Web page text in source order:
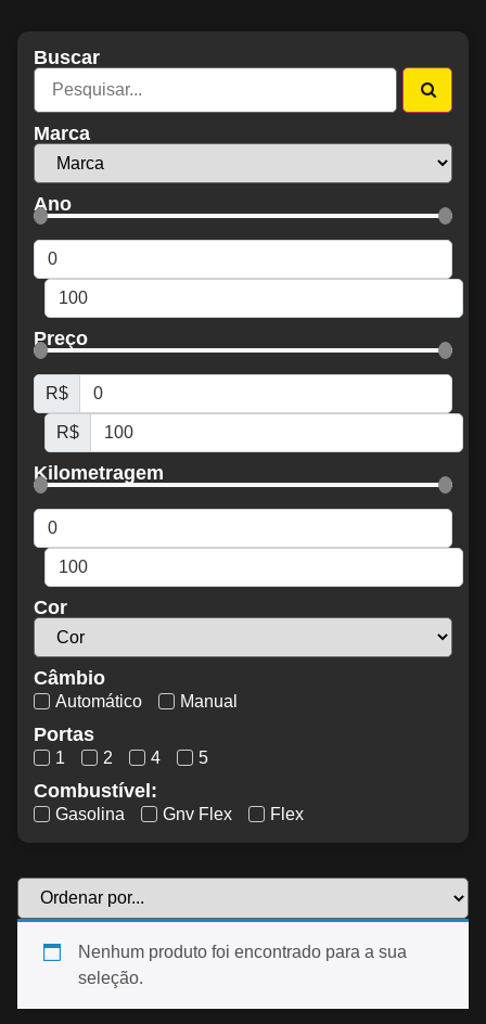
Buscar
Marca
Ano
Preço
R$
R$
Kilometragem
Cor
Câmbio
Automático Manual
Portas
1 2 4 5
Combustível:
Gasolina Gnv Flex Flex
Nenhum produto foi encontrado para a sua
seleção.